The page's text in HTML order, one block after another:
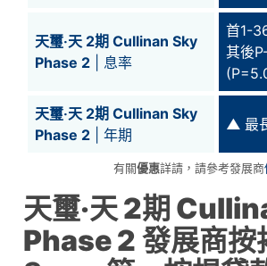
天璽‧天 2期 Cullinan Sky
Phase 2 | 息率
首1-
其後
天璽‧天 2期 Cullinan Sky
Phase 2 | 年期
▲ 最
有關優惠詳請，請參考發展商
天璽‧天 2期
Phase 2 發展商按